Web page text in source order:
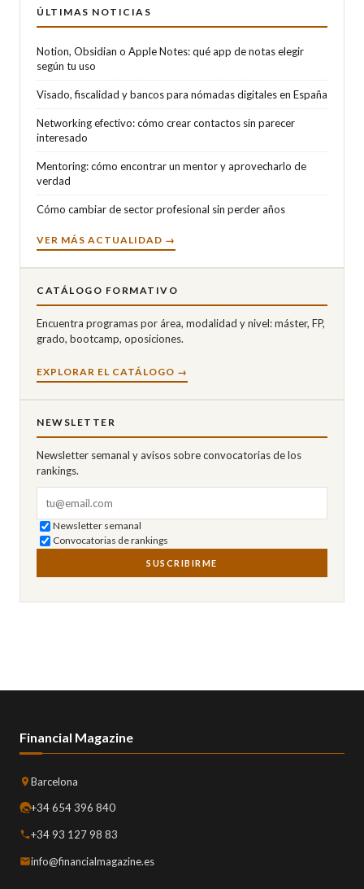
ÚLTIMAS NOTICIAS
Notion, Obsidian o Apple Notes: qué app de notas elegir
según tu uso
Visado, fiscalidad y bancos para nómadas digitales en España
Networking efectivo: cómo crear contactos sin parecer
interesado
Mentoring: cómo encontrar un mentor y aprovecharlo de
verdad
Cómo cambiar de sector profesional sin perder años
VER MÁS ACTUALIDAD →
CATÁLOGO FORMATIVO
Encuentra programas por área, modalidad y nivel: máster, FP,
grado, bootcamp, oposiciones.
EXPLORAR EL CATÁLOGO →
NEWSLETTER
Newsletter semanal y avisos sobre convocatorias de los
rankings.
Newsletter semanal
Convocatorias de rankings
SUSCRIBIRME
Financial Magazine
Barcelona
+34 654 396 840
+34 93 127 98 83
info@financialmagazine.es